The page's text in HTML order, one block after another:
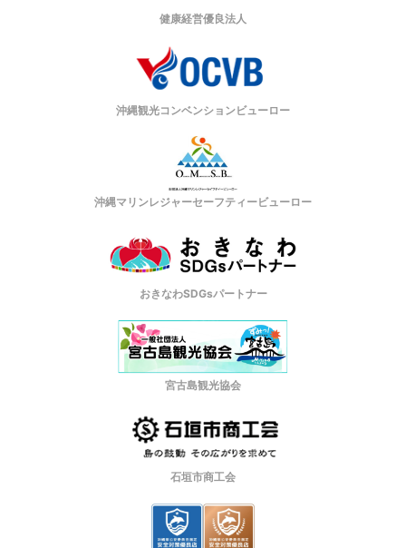
健康経営優良法人
沖縄観光コンベンションビューロー
沖縄マリンレジャーセーフティービューロー
おきなわSDGsパートナー
宮古島観光協会
石垣市商工会